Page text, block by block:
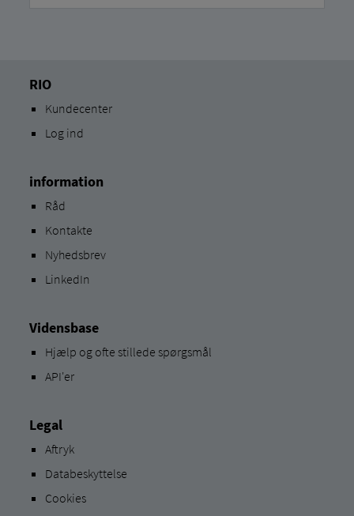
RIO
Kundecenter
Log ind
information
Råd
Kontakte
Nyhedsbrev
LinkedIn
Vidensbase
Hjælp og ofte stillede spørgsmål
API'er
Legal
Aftryk
Databeskyttelse
Cookies